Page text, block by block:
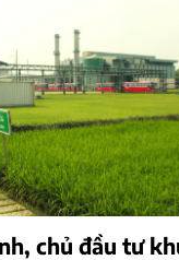
chủ đầu tư